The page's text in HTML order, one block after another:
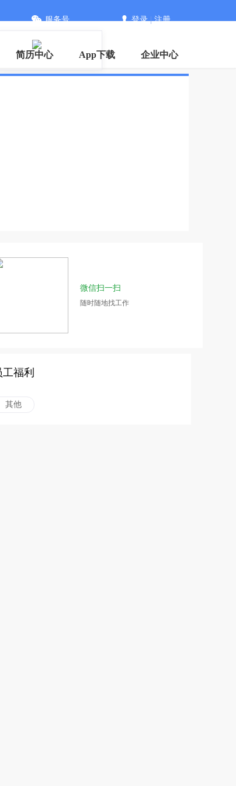
服务号 登录|注册
简历中心 App下载 企业中心
微信扫一扫
随时随地找工作
工福利
其他